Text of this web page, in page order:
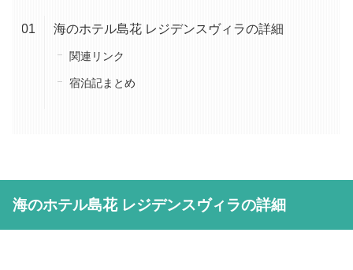
海のホテル島花 レジデンスヴィラの詳細
関連リンク
宿泊記まとめ
海のホテル島花 レジデンスヴィラの詳細